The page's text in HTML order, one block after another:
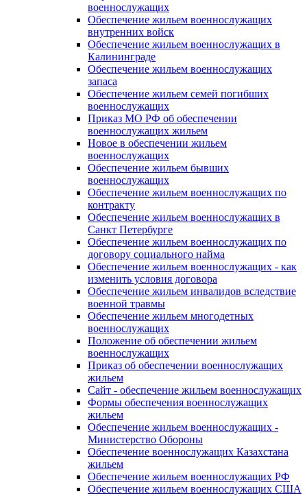
военнослужащих
Обеспечение жильем военнослужащих
внутренних войск
Обеспечение жильем военнослужащих в
Калининграде
Обеспечение жильем военнослужащих
запаса
Обеспечение жильем семей погибших
военнослужащих
Приказ МО РФ об обеспечении
военнослужащих жильем
Новое в обеспечении жильем
военнослужащих
Обеспечение жильем бывших
военнослужащих
Обеспечение жильем военнослужащих по
контракту
Обеспечение жильем военнослужащих в
Санкт Петербурге
Обеспечение жильем военнослужащих по
договору социального найма
Обеспечение жильем военнослужащих - как
изменить условия договора
Обеспечение жильем инвалидов вследствие
военной травмы
Обеспечение жильем многодетных
военнослужащих
Положение об обеспечении жильем
военнослужащих
Приказ об обеспечении военнослужащих
жильем
Сайт - обеспечение жильем военнослужащих
Формы обеспечения военнослужащих
жильем
Обеспечение жильем военнослужащих -
Министерство Обороны
Обеспечение военнослужащих Казахстана
жильем
Обеспечение жильем военнослужащих РФ
Обеспечение жильем военнослужащих США